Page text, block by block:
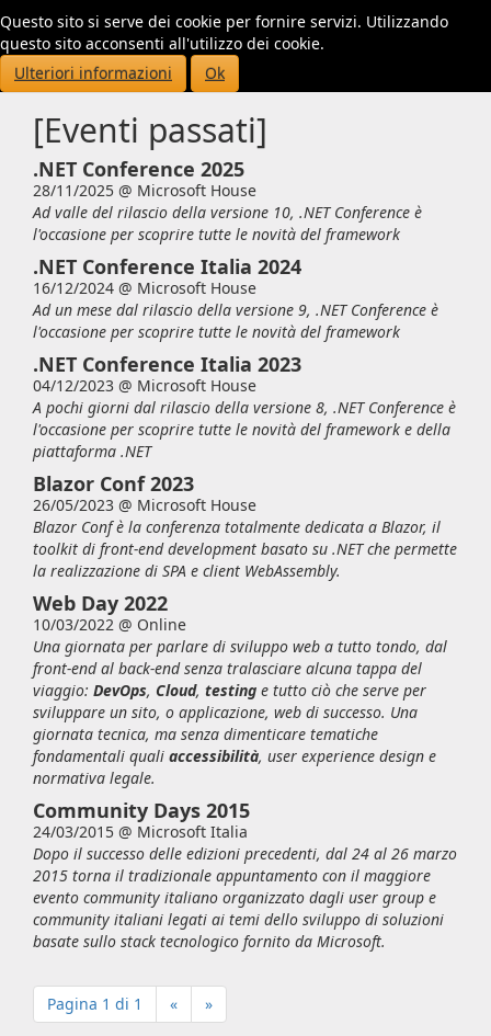
Questo sito si serve dei cookie per fornire servizi. Utilizzando
questo sito acconsenti all'utilizzo dei cookie.
Ulteriori informazioni
Ok
[Eventi passati]
.NET Conference 2025
28/11/2025 @ Microsoft House
Ad valle del rilascio della versione 10, .NET Conference è
l'occasione per scoprire tutte le novità del framework
.NET Conference Italia 2024
16/12/2024 @ Microsoft House
Ad un mese dal rilascio della versione 9, .NET Conference è
l'occasione per scoprire tutte le novità del framework
.NET Conference Italia 2023
04/12/2023 @ Microsoft House
A pochi giorni dal rilascio della versione 8, .NET Conference è
l'occasione per scoprire tutte le novità del framework e della
piattaforma .NET
Blazor Conf 2023
26/05/2023 @ Microsoft House
Blazor Conf è la conferenza totalmente dedicata a Blazor, il
toolkit di front-end development basato su .NET che permette
la realizzazione di SPA e client WebAssembly.
Web Day 2022
10/03/2022 @ Online
Una giornata per parlare di sviluppo web a tutto tondo, dal
front-end al back-end senza tralasciare alcuna tappa del
viaggio: DevOps, Cloud, testing e tutto ciò che serve per
sviluppare un sito, o applicazione, web di successo. Una
giornata tecnica, ma senza dimenticare tematiche
fondamentali quali accessibilità, user experience design e
normativa legale.
Community Days 2015
24/03/2015 @ Microsoft Italia
Dopo il successo delle edizioni precedenti, dal 24 al 26 marzo
2015 torna il tradizionale appuntamento con il maggiore
evento community italiano organizzato dagli user group e
community italiani legati ai temi dello sviluppo di soluzioni
basate sullo stack tecnologico fornito da Microsoft.
Pagina 1 di 1 « »